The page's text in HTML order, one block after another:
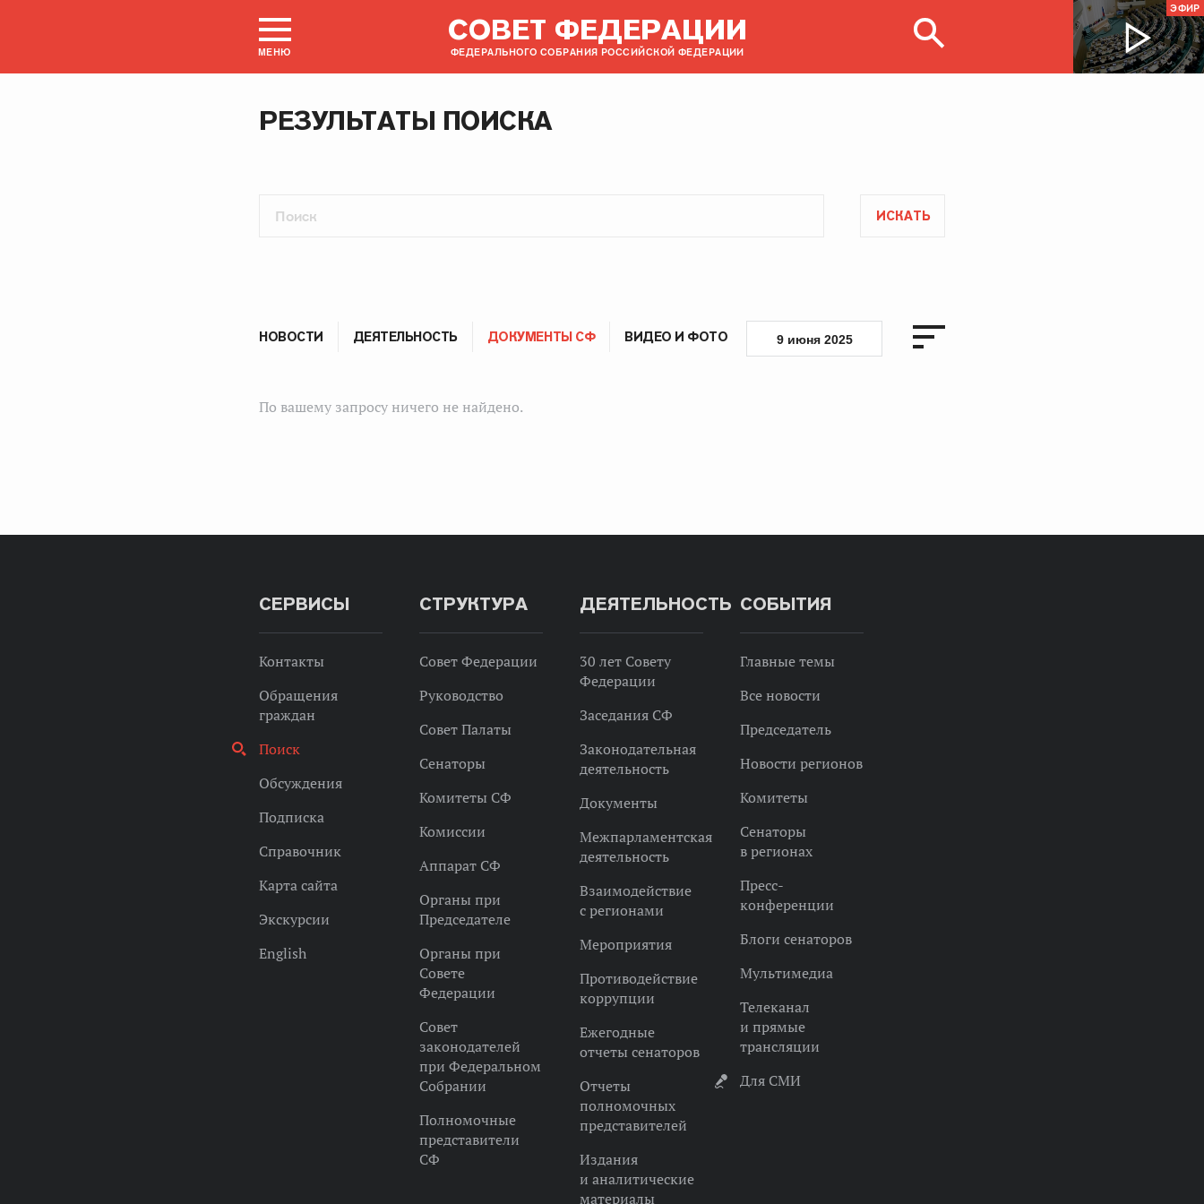
МЕНЮ
СОВЕТ ФЕДЕРАЦИИ
ФЕДЕРАЛЬНОГО СОБРАНИЯ РОССИЙСКОЙ ФЕДЕРАЦИИ
ЭФИР
РЕЗУЛЬТАТЫ ПОИСКА
ИСКАТЬ
НОВОСТИ ДЕЯТЕЛЬНОСТЬ ДОКУМЕНТЫ СФ ВИДЕО И ФОТО 9 июня 2025
По вашему запросу ничего не найдено.
СЕРВИСЫ
Контакты
Обращения
граждан
Поиск
Обсуждения
Подписка
Справочник
Карта сайта
Экскурсии
English
СТРУКТУРА
Совет Федерации
Руководство
Совет Палаты
Сенаторы
Комитеты СФ
Комиссии
Аппарат СФ
Органы при
Председателе
Органы при
Совете
Федерации
Совет
законодателей
при Федеральном
Собрании
Полномочные
представители
СФ
ДЕЯТЕЛЬНОСТЬ
30 лет Совету
Федерации
Заседания СФ
Законодательная
деятельность
Документы
Межпарламентская
деятельность
Взаимодействие
с регионами
Мероприятия
Противодействие
коррупции
Ежегодные
отчеты сенаторов
Отчеты
полномочных
представителей
Издания
и аналитические
материалы
СОБЫТИЯ
Главные темы
Все новости
Председатель
Новости регионов
Комитеты
Сенаторы
в регионах
Пресс-
конференции
Блоги сенаторов
Мультимедиа
Телеканал
и прямые
трансляции
Для СМИ